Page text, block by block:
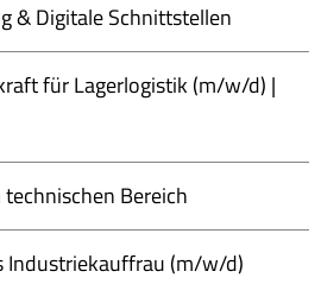
& Digitale Schnittstellen
für Lagerlogistik (m/w/d) |
Bereich
Industriekauffrau (m/w/d)